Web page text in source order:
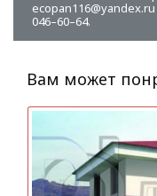
046–60–64.
Вам может